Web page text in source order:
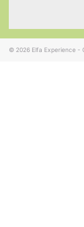
© 2026 Elfa Experience -